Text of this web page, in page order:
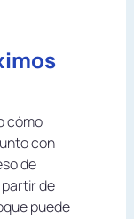
cómo
con
de
de
puede